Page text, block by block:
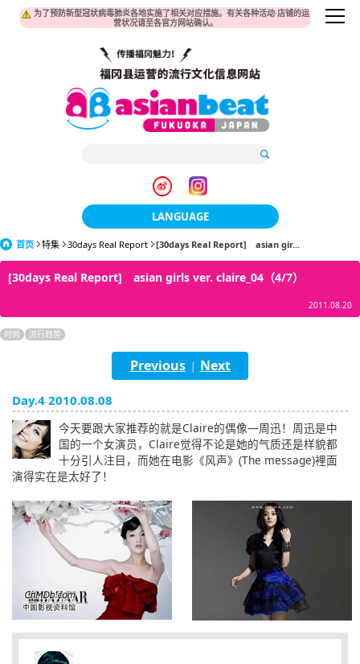
为了预防新型冠状病毒肺炎各地实施了相关对应措施。有关各种活动·店铺的运
营状况请至各官方网站确认。
LANGUAGE
日本語
한국어
English
ภาษาไทย
tiéng Viêt
首页 特集 30days Real Report [30days Real Report] asian gir...
[30days Real Report] asian girls ver. claire_04（4/7）
2011.08.20
时尚 流行趋势
Previous| Next
Day.4 2010.08.08
今天要跟大家推荐的就是Claire的偶像—周迅！周迅是中
国的一个女演员，Claire觉得不论是她的气质还是样貌都
十分引人注目，而她在电影《风声》(The message)裡面
演得实在是太好了！